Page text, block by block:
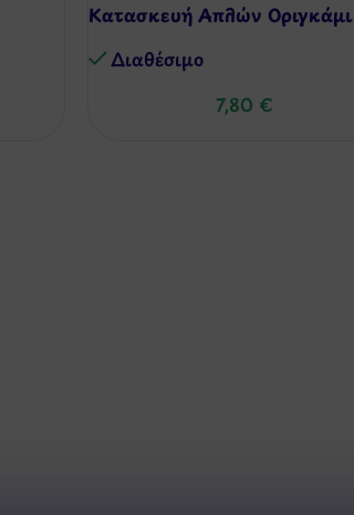
Κατασκευή Απλών Οριγκάμι
Διαθέσιμo
7,80€